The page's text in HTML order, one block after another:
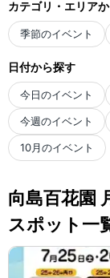
カテゴリ・エリア
季節のイベント
日付から探す
今日のイベント
今週のイベント
10月のイベント
向島百花園
スポット一